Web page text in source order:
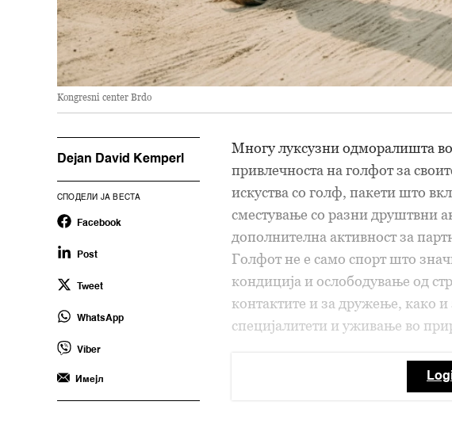
Kongresni center Brdo
Dejan David Kemperl
СПОДЕЛИ ЈА ВЕСТА
Facebook
Post
Tweet
WhatsApp
Viber
Имејл
Многу луксузни одморалишта во
привлечноста на голфот за
искуства со голф, пакети што
сместување со разни друштвни
дополнителна активност за
Голфот не е само спорт што
кондиција и ослободување од
контактите и за дружење, како
специјалитети и уживање во